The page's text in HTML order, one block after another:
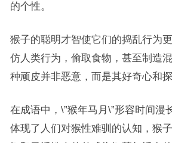
的个性。
猴子的聪明才智使它们的捣乱行为
仿人类行为，偷取食物，甚至制造
种顽皮并非恶意，而是其好奇心和探
在成语中，\”猴年马月\”形容时间漫
体现了人们对猴性难驯的认知，猴